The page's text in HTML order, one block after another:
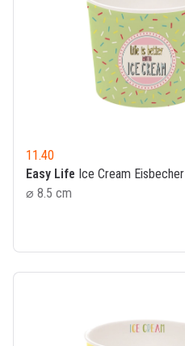
11.40
Easy Life Ice Cream Eisbecher
⌀ 8.5 cm